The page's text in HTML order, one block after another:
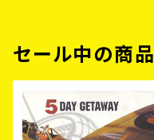
セール中の商品